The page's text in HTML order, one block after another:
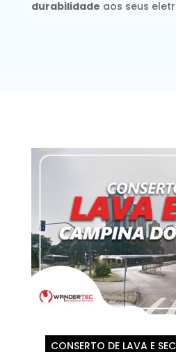
durabilidade aos seus
CONSERTO DE LAVA E